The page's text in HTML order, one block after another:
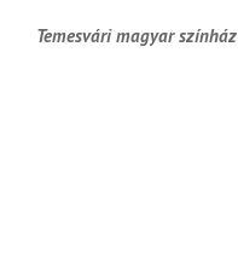
Temesvári magyar színház